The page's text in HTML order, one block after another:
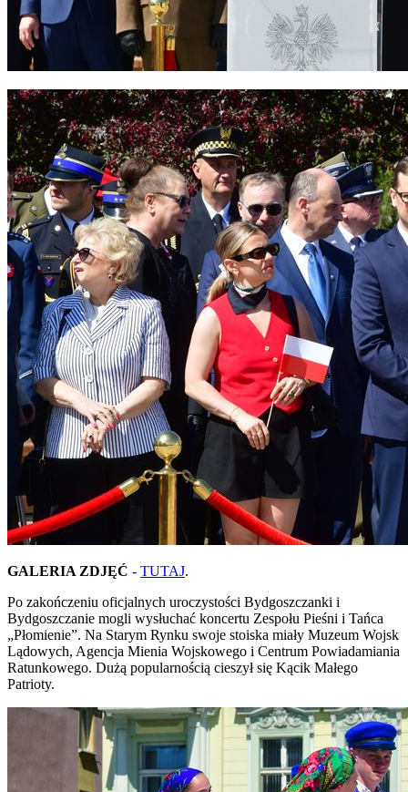
GALERIA ZDJĘĆ - TUTAJ.
Po zakończeniu oficjalnych uroczystości Bydgoszczanki i
Bydgoszczanie mogli wysłuchać koncertu Zespołu Pieśni i Tańca
„Płomienie”. Na Starym Rynku swoje stoiska miały Muzeum Wojsk
Lądowych, Agencja Mienia Wojskowego i Centrum Powiadamiania
Ratunkowego. Dużą popularnością cieszył się Kącik Małego
Patrioty.